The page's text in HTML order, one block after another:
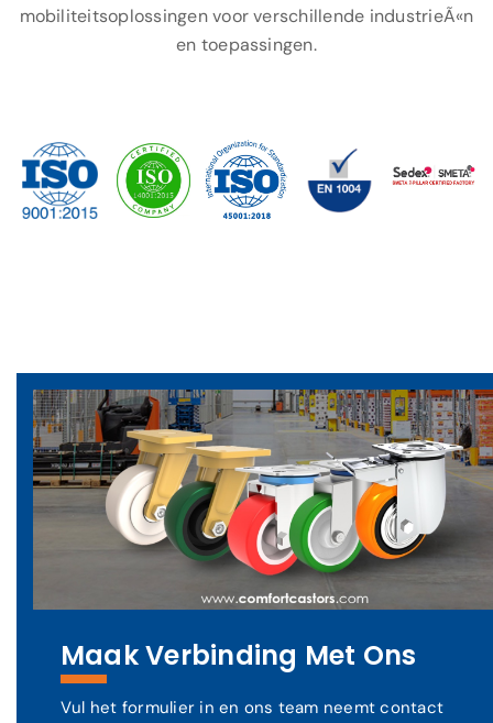
mobiliteitsoplossingen voor verschillende industrieÃ«n
en toepassingen.
Maak Verbinding Met Ons
Vul het formulier in en ons team neemt contact